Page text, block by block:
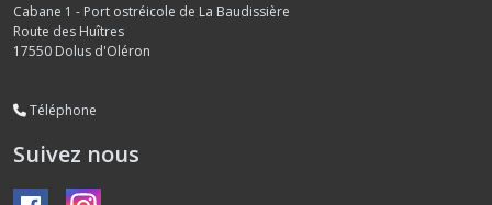
Cabane 1 - Port ostréicole de La Baudissière
Route des Huîtres
17550 Dolus d'Oléron
Téléphone
Suivez nous